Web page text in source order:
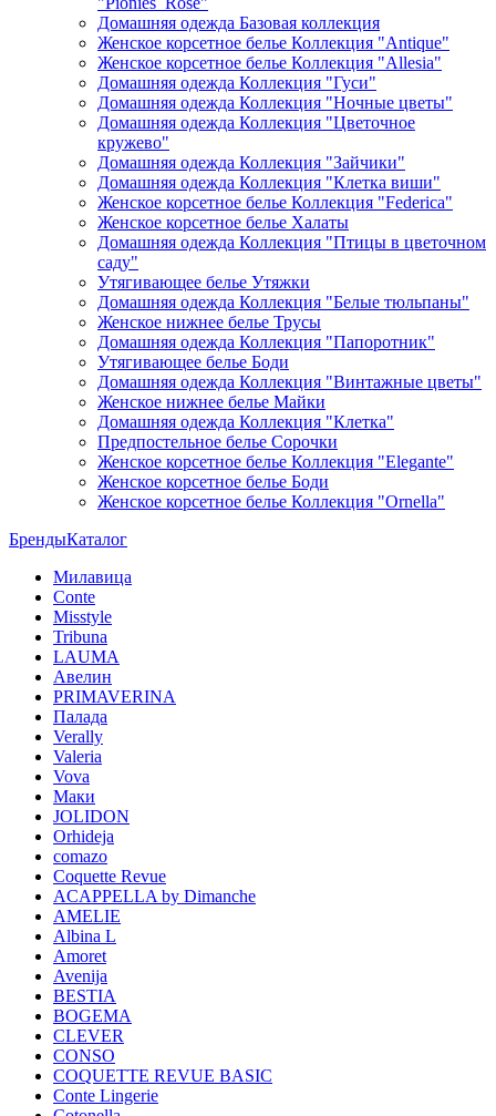
Домашняя одежда Базовая коллекция
Женское корсетное белье Коллекция "Antique"
Женское корсетное белье Коллекция "Allesia"
Домашняя одежда Коллекция "Гуси"
Домашняя одежда Коллекция "Ночные цветы"
Домашняя одежда Коллекция "Цветочное
кружево"
Домашняя одежда Коллекция "Зайчики"
Домашняя одежда Коллекция "Клетка виши"
Женское корсетное белье Коллекция "Federica"
Женское корсетное белье Халаты
Домашняя одежда Коллекция "Птицы в цветочном
саду"
Утягивающее белье Утяжки
Домашняя одежда Коллекция "Белые тюльпаны"
Женское нижнее белье Трусы
Домашняя одежда Коллекция "Папоротник"
Утягивающее белье Боди
Домашняя одежда Коллекция "Винтажные цветы"
Женское нижнее белье Майки
Домашняя одежда Коллекция "Клетка"
Предпостельное белье Сорочки
Женское корсетное белье Коллекция "Elegante"
Женское корсетное белье Боди
Женское корсетное белье Коллекция "Ornella"
БрендыКаталог
Милавица
Conte
Misstyle
Tribuna
LAUMA
Авелин
PRIMAVERINA
Палада
Verally
Valeria
Vova
Маки
JOLIDON
Orhideja
comazo
Coquette Revue
ACAPPELLA by Dimanche
AMELIE
Albina L
Amoret
Avenija
BESTIA
BOGEMA
CLEVER
CONSO
COQUETTE REVUE BASIC
Conte Lingerie